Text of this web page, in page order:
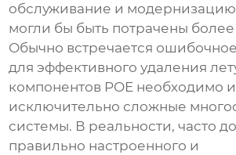
обслуживание и
могли бы быть потрачены
Обычно встречается
для эффективногоудаления
компонентов POE необходимо
исключительно сложные
системы. В реальности, часто
правильно настроенного и